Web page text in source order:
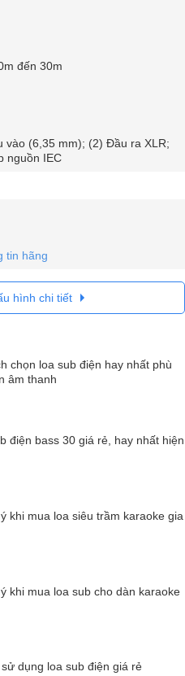
đến 30m
vào (6,35 mm); (2) Đầu ra XLR;
nguồn IEC
tin hãng
hình chi tiết
chọn loa sub điện hay nhất phù
âm thanh
điện bass 30 giá rẻ, hay nhất hiện
khi mua loa siêu trầm karaoke gia
khi mua loa sub cho dàn karaoke
dụng loa sub điện giá rẻ